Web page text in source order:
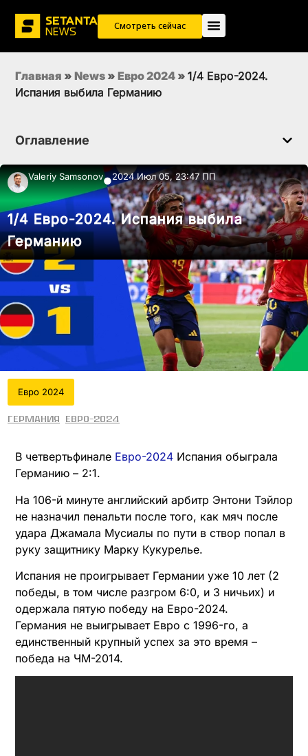
Смотреть сейчас
Главная » News » Евро 2024 » 1/4 Евро-2024.
Испания выбила Германию
Оглавление
Valeriy Samsonov●2024 Июл 05, 23:47 ПП
1/4 Евро-2024. Испания выбила
Германию
Евро 2024
Германия Евро-2024
В четвертьфинале Евро-2024 Испания обыграла
Германию – 2:1.
На 106-й минуте английский арбитр Энтони Тэйлор
не назначил пенальти после того, как мяч после
удара Джамала Мусиалы по пути в створ попал в
руку защитнику Марку Кукурелье.
Испания не проигрывает Германии уже 10 лет (2
победы, в том числе разгром 6:0, и 3 ничьих) и
одержала пятую победу на Евро-2024.
Германия не выигрывает Евро с 1996-го, а
единственный крупный успех за это время –
победа на ЧМ-2014.